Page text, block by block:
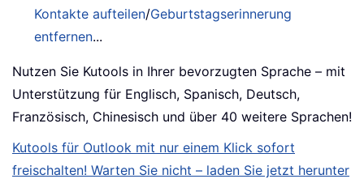
Kontakte aufteilen/Geburtstagserinnerung
entfernen...
Nutzen Sie Kutools in Ihrer bevorzugten Sprache – mit
Unterstützung für Englisch, Spanisch, Deutsch,
Französisch, Chinesisch und über 40 weitere Sprachen!
Kutools für Outlook mit nur einem Klick sofort
freischalten! Warten Sie nicht – laden Sie jetzt herunter